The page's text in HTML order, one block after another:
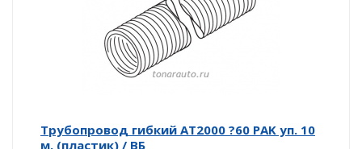
Трубопровод гибкий AT2000 ?60 PAK уп. 10
м. (пластик) / ВБ